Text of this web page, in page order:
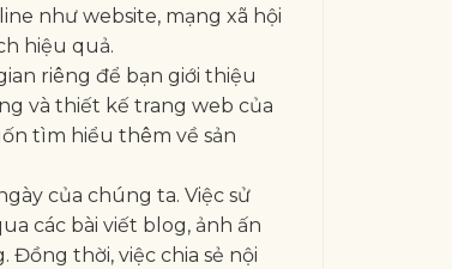
như website, mạng xã hội
hiệu quả.
riêng để bạn giới thiệu
và thiết kế trang web của
tìm hiểu thêm về sản
của chúng ta. Việc sử
các bài viết blog, ảnh ấn
thời, việc chia sẻ nội